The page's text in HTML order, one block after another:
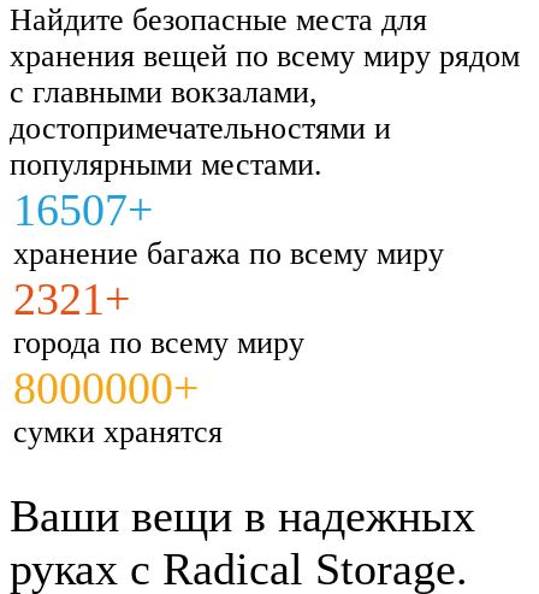
Найдите безопасные места для
хранения вещей по всему миру рядом
с главными вокзалами,
достопримечательностями и
популярными местами.
16507+
хранение багажа по всему миру
2321+
города по всему миру
8000000+
сумки хранятся
Ваши вещи в надежных
руках с Radical Storage.